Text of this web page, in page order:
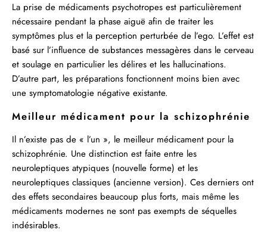
La prise de médicaments psychotropes est particulièrement
nécessaire pendant la phase aiguë afin de traiter les
symptômes plus et la perception perturbée de l’ego. L’effet est
basé sur l’influence de substances messagères dans le cerveau
et soulage en particulier les délires et les hallucinations.
D’autre part, les préparations fonctionnent moins bien avec
une symptomatologie négative existante.
Meilleur médicament pour la schizophrénie
Il n’existe pas de « l’un », le meilleur médicament pour la
schizophrénie. Une distinction est faite entre les
neuroleptiques atypiques (nouvelle forme) et les
neuroleptiques classiques (ancienne version). Ces derniers ont
des effets secondaires beaucoup plus forts, mais même les
médicaments modernes ne sont pas exempts de séquelles
indésirables.